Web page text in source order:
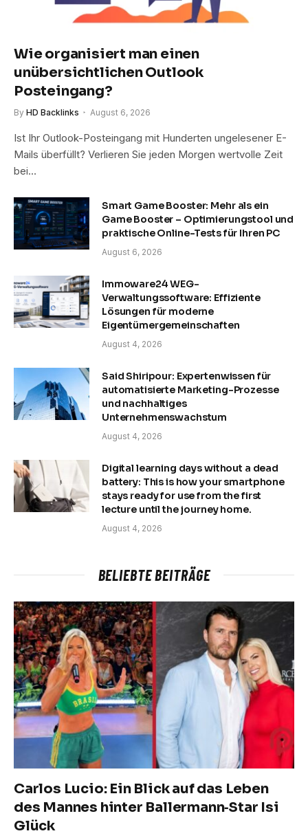
Wie organisiert man einen
unübersichtlichen Outlook
Posteingang?
By HD Backlinks August 6, 2026
Ist Ihr Outlook-Posteingang mit Hunderten ungelesener E-
Mails überfüllt? Verlieren Sie jeden Morgen wertvolle Zeit
bei…
Smart Game Booster: Mehr als ein
Game Booster – Optimierungstool und
praktische Online-Tests für Ihren PC
August 6, 2026
Immoware24 WEG-
Verwaltungssoftware: Effiziente
Lösungen für moderne
Eigentümergemeinschaften
August 4, 2026
Said Shiripour: Expertenwissen für
automatisierte Marketing-Prozesse
und nachhaltiges
Unternehmenswachstum
August 4, 2026
Digital learning days without a dead
battery: This is how your smartphone
stays ready for use from the first
lecture until the journey home.
August 4, 2026
BELIEBTE BEITRÄGE
Carlos Lucio: Ein Blick auf das Leben
des Mannes hinter Ballermann‑Star Isi
Glück